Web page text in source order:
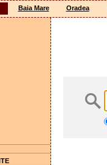
Baia Mare Oradea